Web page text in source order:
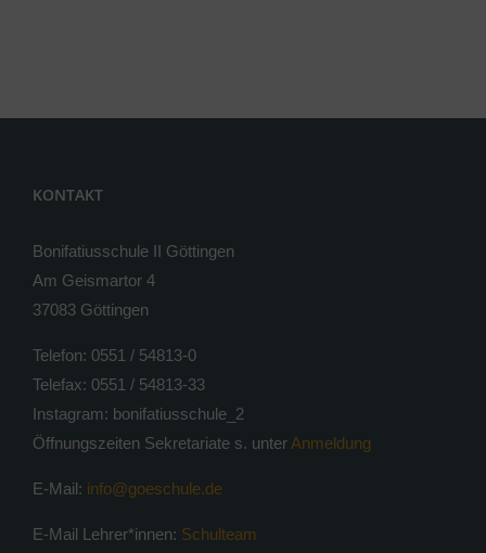
KONTAKT
Bonifatiusschule II Göttingen
Am Geismartor 4
37083 Göttingen
Telefon: 0551 / 54813-0
Telefax: 0551 / 54813-33
Instagram: bonifatiusschule_2
Öffnungszeiten Sekretariate s. unter Anmeldung
E-Mail: info@goeschule.de
E-Mail Lehrer*innen: Schulteam